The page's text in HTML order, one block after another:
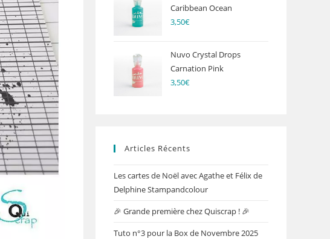
Caribbean Ocean
3,50€
Nuvo Crystal Drops
Carnation Pink
3,50€
Articles Récents
Les cartes de Noël avec Agathe et Félix de
Delphine Stampandcolour
🎉 Grande première chez Quiscrap ! 🎉
Tuto n°3 pour la Box de Novembre 2025